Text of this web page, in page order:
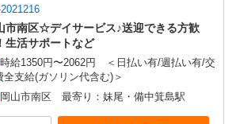
市南区☆デイサービス♪送迎できる方歓
生活サポートなど
時給1350円〜2062円 ＜日払い有/週払い有/交
全支給(ガソリン代含む)＞
岡山市南区 最寄り：妹尾・備中箕島駅